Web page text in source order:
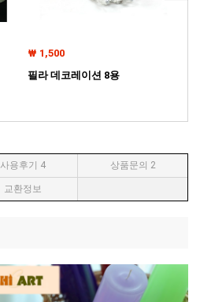
₩ 12,000
웨딩실린더글라스40
사용후기 4 상품문의 2
교환정보